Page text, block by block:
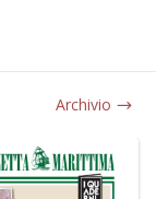
Archivio